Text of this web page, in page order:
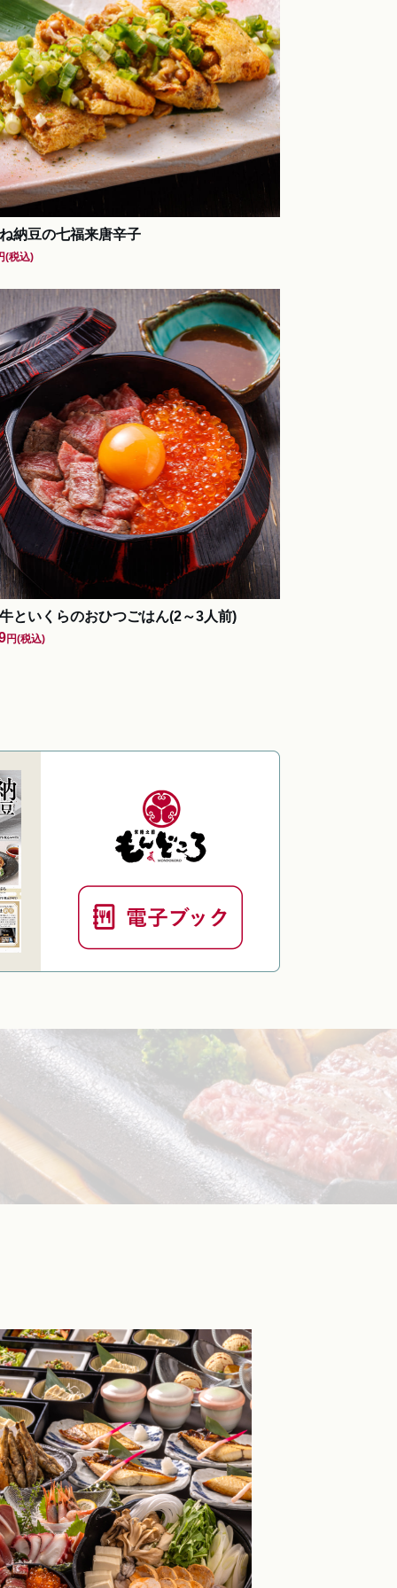
納豆の七福来唐辛子
(税込)
といくらのおひつごはん(2～3人前)
円(税込)